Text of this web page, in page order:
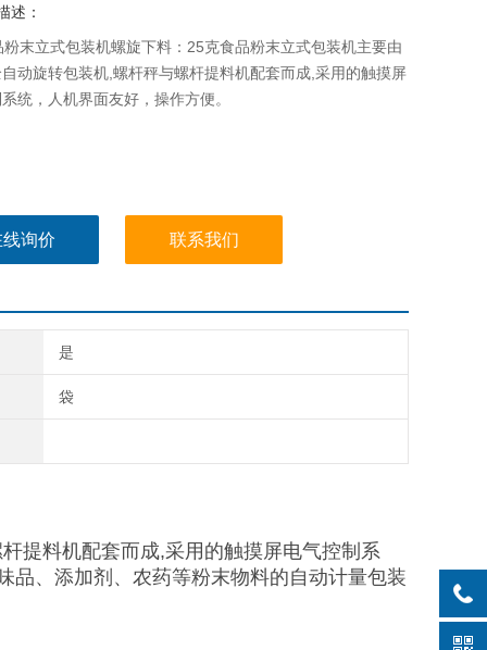
述：
末立式包装机螺旋下料：25克食品粉末立式包装机​主要由
动旋转包装机,螺杆秤与螺杆提料机配套而成,采用的触摸屏
统，人机界面友好，操作方便。
询价 联系我们
是
袋
提料机配套而成,采用的触摸屏电气控制系
品、添加剂、农药等粉末物料的自动计量包装